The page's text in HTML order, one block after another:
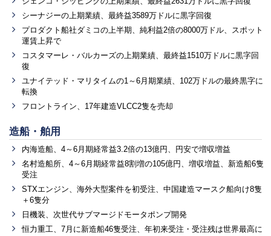
シーナジーの上期業績、最終益3589万ドルに黒字回復
プロダクト船社ダミコの上半期、純利益2倍の8000万ドル、スポット
運賃上昇で
コスタマーレ・バルカーズの上期業績、最終益1510万ドルに黒字回
復
ユナイテッド・マリタイムの1～6月期業績、102万ドルの最終黒字に
転換
フロントライン、17年建造VLCC2隻を売却
造船・舶用
内海造船、4～6月期経常益3.2倍の13億円、円安で増収増益
名村造船所、4～6月期経常益8割増の105億円、増収増益、新造船6隻
受注
STXエンジン、海外大型案件を初受注、中国建造マースク船向け8隻
＋6隻分
日機装、次世代サブマージドモータポンプ開発
恒力重工、7月に新造船46隻受注、年初来受注・受注残は世界最高に